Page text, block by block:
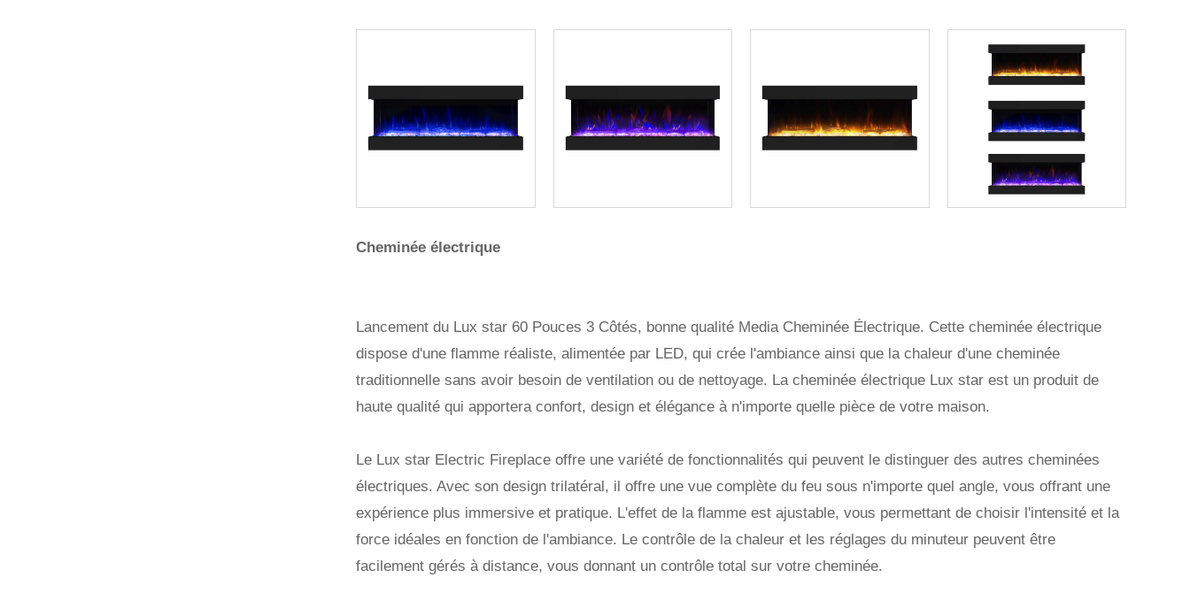
Cheminée électrique
Lancement du Lux star 60 Pouces 3 Côtés, bonne qualité Media Cheminée Électrique. Cette cheminée électrique
dispose d'une flamme réaliste, alimentée par LED, qui crée l'ambiance ainsi que la chaleur d'une cheminée
traditionnelle sans avoir besoin de ventilation ou de nettoyage. La cheminée électrique Lux star est un produit de
haute qualité qui apportera confort, design et élégance à n'importe quelle pièce de votre maison.
Le Lux star Electric Fireplace offre une variété de fonctionnalités qui peuvent le distinguer des autres cheminées
électriques. Avec son design trilatéral, il offre une vue complète du feu sous n'importe quel angle, vous offrant une
expérience plus immersive et pratique. L'effet de la flamme est ajustable, vous permettant de choisir l'intensité et la
force idéales en fonction de l'ambiance. Le contrôle de la chaleur et les réglages du minuteur peuvent être
facilement gérés à distance, vous donnant un contrôle total sur votre cheminée.